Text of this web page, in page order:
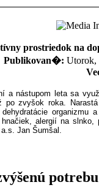
prostriedok na
Publikovan�: Utorok,
a nástupom leta sa
po zvyšok roka.
dehydratácie
alergií na
Jan Šumšal.